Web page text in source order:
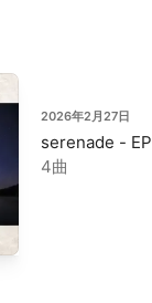
2026年2月27日
serenade - EP
4曲